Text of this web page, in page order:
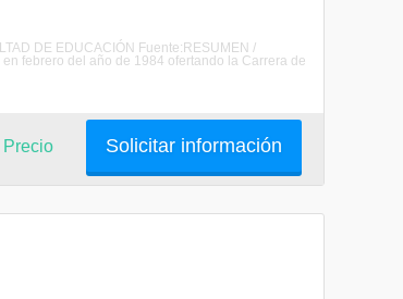
DE EDUCACIÓN Fuente:RESUMEN /
febrero del año de 1984 ofertando la Carrera de
Solicitar información